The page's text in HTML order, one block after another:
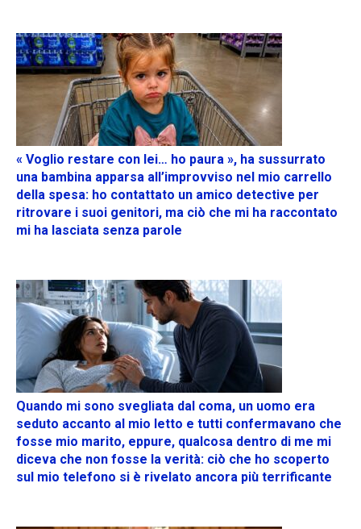
« Voglio restare con lei… ho paura », ha sussurrato
una bambina apparsa all’improvviso nel mio carrello
della spesa: ho contattato un amico detective per
ritrovare i suoi genitori, ma ciò che mi ha raccontato
mi ha lasciata senza parole
Quando mi sono svegliata dal coma, un uomo era
seduto accanto al mio letto e tutti confermavano che
fosse mio marito, eppure, qualcosa dentro di me mi
diceva che non fosse la verità: ciò che ho scoperto
sul mio telefono si è rivelato ancora più terrificante